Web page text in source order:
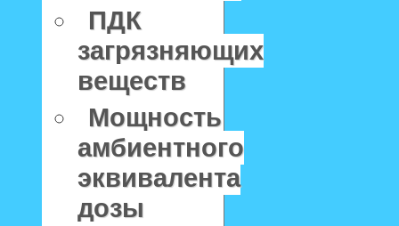
ПДК
загрязняющих
веществ
Мощность
амбиентного
эквивалента
дозы